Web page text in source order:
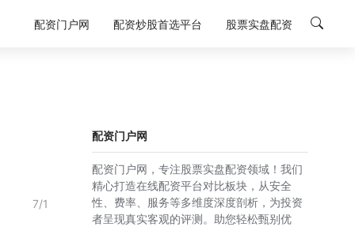
配资门户网 配资炒股首选平台 股票实盘配资
7/1
配资门户网
配资门户网，专注股票实盘配资领域！我们
精心打造在线配资平台对比板块，从安全
性、费率、服务等多维度深度剖析，为投资
者呈现真实客观的评测。助您轻松甄别优